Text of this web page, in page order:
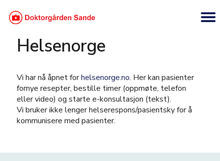
Helsenorge
Vi har nå åpnet forhelsenorge.no. Her kan pasienter
fornye resepter, bestille timer (oppmøte, telefon
eller video) og starte e-konsultasjon (tekst).
Vi bruker ikke lenger helserespons/pasientsky for å
kommunisere med pasienter.